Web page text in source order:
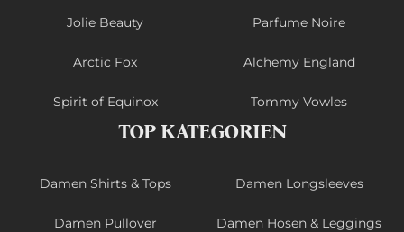
Jolie Beauty Parfume Noire
Arctic Fox Alchemy England
Spirit of Equinox Tommy Vowles
TOP KATEGORIEN
Damen Shirts & Tops Damen Longsleeves
Damen Pullover Damen Hosen & Leggings